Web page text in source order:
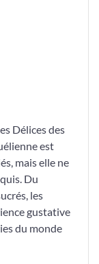
Délices des
est
mais elle ne
Du
les
gustative
du monde